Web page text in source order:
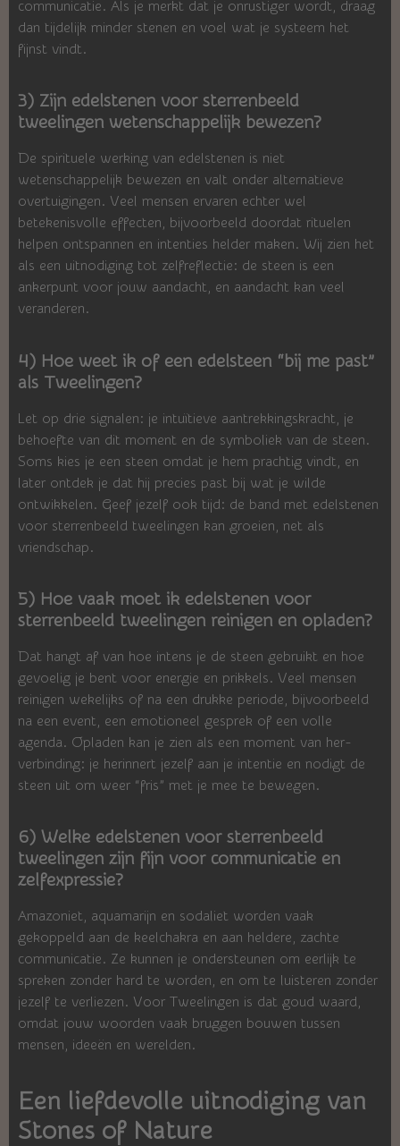
communicatie. Als je merkt dat je onrustiger wordt, draag
dan tijdelijk minder stenen en voel wat je systeem het
fijnst vindt.
3) Zijn edelstenen voor sterrenbeeld
tweelingen wetenschappelijk bewezen?
De spirituele werking van edelstenen is niet
wetenschappelijk bewezen en valt onder alternatieve
overtuigingen. Veel mensen ervaren echter wel
betekenisvolle effecten, bijvoorbeeld doordat rituelen
helpen ontspannen en intenties helder maken. Wij zien het
als een uitnodiging tot zelfreflectie: de steen is een
ankerpunt voor jouw aandacht, en aandacht kan veel
veranderen.
4) Hoe weet ik of een edelsteen “bij me past”
als Tweelingen?
Let op drie signalen: je intuïtieve aantrekkingskracht, je
behoefte van dit moment en de symboliek van de steen.
Soms kies je een steen omdat je hem prachtig vindt, en
later ontdek je dat hij precies past bij wat je wilde
ontwikkelen. Geef jezelf ook tijd: de band met edelstenen
voor sterrenbeeld tweelingen kan groeien, net als
vriendschap.
5) Hoe vaak moet ik edelstenen voor
sterrenbeeld tweelingen reinigen en opladen?
Dat hangt af van hoe intens je de steen gebruikt en hoe
gevoelig je bent voor energie en prikkels. Veel mensen
reinigen wekelijks of na een drukke periode, bijvoorbeeld
na een event, een emotioneel gesprek of een volle
agenda. Opladen kan je zien als een moment van her-
verbinding: je herinnert jezelf aan je intentie en nodigt de
steen uit om weer “fris” met je mee te bewegen.
6) Welke edelstenen voor sterrenbeeld
tweelingen zijn fijn voor communicatie en
zelfexpressie?
Amazoniet, aquamarijn en sodaliet worden vaak
gekoppeld aan de keelchakra en aan heldere, zachte
communicatie. Ze kunnen je ondersteunen om eerlijk te
spreken zonder hard te worden, en om te luisteren zonder
jezelf te verliezen. Voor Tweelingen is dat goud waard,
omdat jouw woorden vaak bruggen bouwen tussen
mensen, ideeën en werelden.
Een liefdevolle uitnodiging van
Stones of Nature